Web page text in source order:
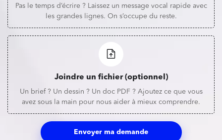
Pas le temps d’écrire ? Laissez un message vocal rapide avec
les grandes lignes. On s’occupe du reste.
Joindre un fichier (optionnel)
Un brief ? Un dessin ? Un doc PDF ? Ajoutez ce que vous
avez sous la main pour nous aider à mieux comprendre.
Envoyer ma demande